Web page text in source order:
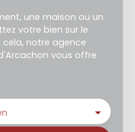
une maison ou un
votre bien sur le
cela, notre agence
vous offre